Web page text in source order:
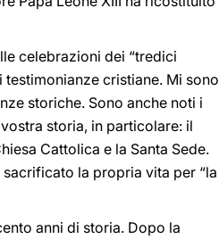
celebrazioni dei “tredici
cristiane. Mi sono
storiche. Sono anche noti i
storia, in particolare: il
Cattolica e la Santa Sede.
la propria vita per “la
anni di storia. Dopo la